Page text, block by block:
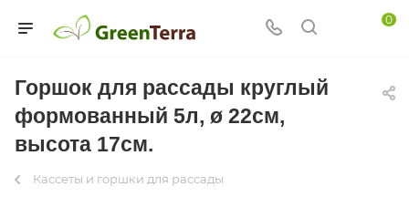
0
Горшок для рассады круглый
формованный 5л, ø 22см,
высота 17см.
Кассеты и горшки для рассады